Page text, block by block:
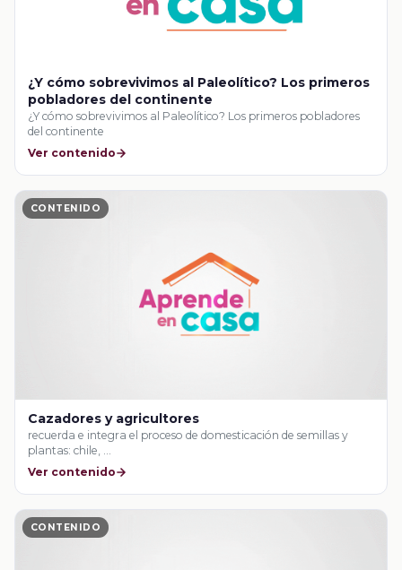
¿Y cómo sobrevivimos al Paleolítico? Los primeros
pobladores del continente
¿Y cómo sobrevivimos al Paleolítico? Los primeros pobladores
del continente
Ver contenido
CONTENIDO
Cazadores y agricultores
recuerda e integra el proceso de domesticación de semillas y
plantas: chile, …
Ver contenido
CONTENIDO